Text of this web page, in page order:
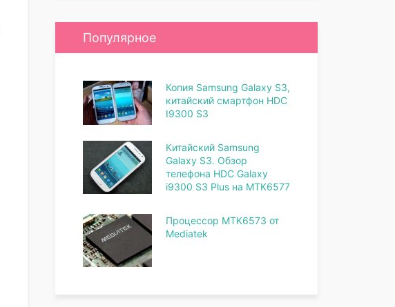
Популярное
Копия Samsung Galaxy S3,
китайский смартфон HDC
I9300 S3
Китайский Samsung
Galaxy S3. Обзор
телефона HDC Galaxy
i9300 S3 Plus на MTK6577
Процессор MTK6573 от
Mediatek